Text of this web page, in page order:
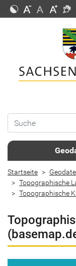
Startseite
Topographische
Topographische